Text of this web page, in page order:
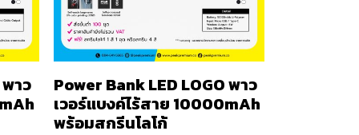
พาว
Power Bank LED LOGO พาว
เวอร์แบงค์ไร้สาย 10000mAh
พร้อมสกรีนโลโก้